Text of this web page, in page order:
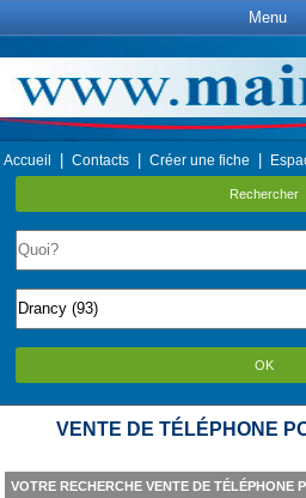
Menu
Accueil Contacts Créer une fiche
Rechercher
OK
VENTE DE TÉLÉPHONE
VOTRE RECHERCHE VENTE DE TÉLÉPHONE